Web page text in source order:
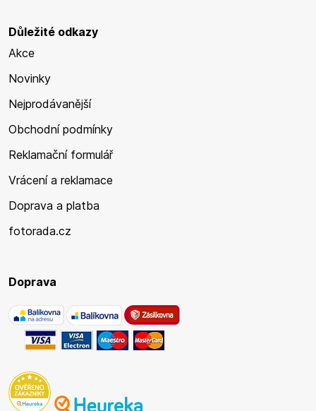
Důležité odkazy
Akce
Novinky
Nejprodávanější
Obchodní podmínky
Reklamační formulář
Vrácení a reklamace
Doprava a platba
fotorada.cz
Doprava